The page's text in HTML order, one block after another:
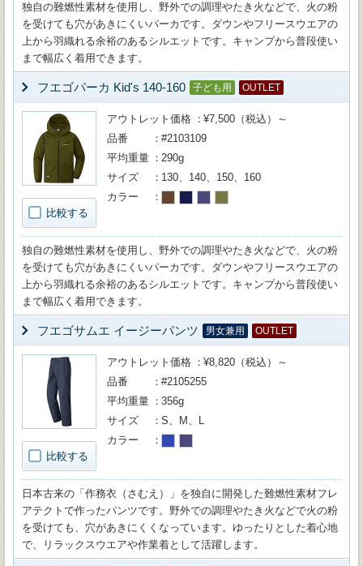
独自の難燃性素材を使用し、野外での調理やたき火などで、火の粉
を受けても穴があきにくいパーカです。ダウンやフリースウエアの
上から羽織れる余裕のあるシルエットです。キャンプから普段使い
まで幅広く着用できます。
フエゴパーカ Kid's 140-160 子ども用 OUTLET
比較する
アウトレット価格
¥7,500（税込）～
品番
#2103109
平均重量
290g
サイズ
130、140、150、160
カラー
独自の難燃性素材を使用し、野外での調理やたき火などで、火の粉
を受けても穴があきにくいパーカです。ダウンやフリースウエアの
上から羽織れる余裕のあるシルエットです。キャンプから普段使い
まで幅広く着用できます。
フエゴサムエ イージーパンツ 男女兼用 OUTLET
比較する
アウトレット価格
¥8,820（税込）～
品番
#2105255
平均重量
356g
サイズ
S、M、L
カラー
日本古来の「作務衣（さむえ）」を独自に開発した難燃性素材フレ
アテクトで作ったパンツです。野外での調理やたき火などで火の粉
を受けても、穴があきにくくなっています。ゆったりとした着心地
で、リラックスウエアや作業着として活躍します。